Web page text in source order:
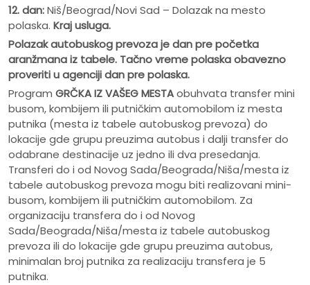
12. dan:Niš/Beograd/Novi Sad – Dolazak na mesto
polaska. Kraj usluga.
Polazak autobuskog prevoza je dan pre početka
aranžmana iz tabele. Tačno vreme polaska obavezno
proveriti u agenciji dan pre polaska.
Program GRČKA IZ VAŠEG MESTAobuhvata transfer mini
busom, kombijem ili putničkim automobilom iz mesta
putnika (mesta iz tabele autobuskog prevoza) do
lokacije gde grupu preuzima autobus i dalji transfer do
odabrane destinacije uz jedno ili dva presedanja.
Transferi do i od Novog Sada/Beograda/Niša/mesta iz
tabele autobuskog prevoza mogu biti realizovani mini-
busom, kombijem ili putničkim automobilom. Za
organizaciju transfera do i od Novog
Sada/Beograda/Niša/mesta iz tabele autobuskog
prevoza ili do lokacije gde grupu preuzima autobus,
minimalan broj putnika za realizaciju transfera je 5
putnika.